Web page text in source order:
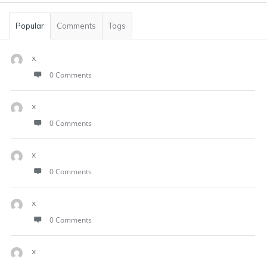
Popular Comments Tags
x
0 Comments
x
0 Comments
x
0 Comments
x
0 Comments
x